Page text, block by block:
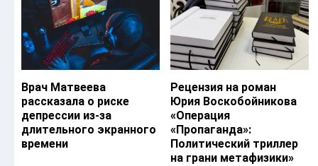
Врач Матвеева
рассказала о риске
депрессии из-за
длительного экранного
времени
Рецензия на роман
Юрия Воскобойникова
«Операция
«Пропаганда»:
Политический триллер
на грани метафизики»